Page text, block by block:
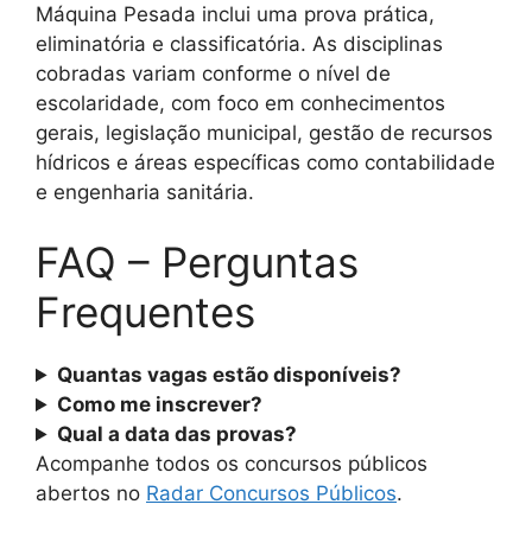
Máquina Pesada inclui uma prova prática,
eliminatória e classificatória. As disciplinas
cobradas variam conforme o nível de
escolaridade, com foco em conhecimentos
gerais, legislação municipal, gestão de recursos
hídricos e áreas específicas como contabilidade
e engenharia sanitária.
FAQ – Perguntas
Frequentes
Quantas vagas estão disponíveis?
Como me inscrever?
Qual a data das provas?
Acompanhe todos os concursos públicos
abertos no Radar Concursos Públicos.